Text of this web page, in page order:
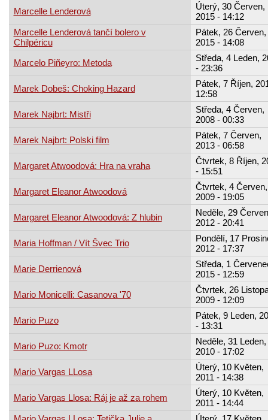
Marcelle Lenderová
Úterý, 30 Červen,
2015 - 14:12
Marcelle Lenderová tančí bolero v
Chilpéricu
Pátek, 26 Červen,
2015 - 14:08
Marcelo Piñeyro: Metoda
Středa, 4 Leden,
- 23:36
Marek Dobeš: Choking Hazard
Pátek, 7 Říjen,
12:58
Marek Najbrt: Mistři
Středa, 4 Červen,
2008 - 00:33
Marek Najbrt: Polski film
Pátek, 7 Červen,
2013 - 06:58
Margaret Atwoodová: Hra na vraha
Čtvrtek, 8 Říjen,
- 15:51
Margaret Eleanor Atwoodová
Čtvrtek, 4 Červen,
2009 - 19:05
Margaret Eleanor Atwoodová: Z hlubin
Neděle, 29
2012 - 20:41
Maria Hoffman / Vít Švec Trio
Pondělí, 17
2012 - 17:37
Marie Derrienová
Středa, 1
2015 - 12:59
Mario Monicelli: Casanova '70
Čtvrtek, 26
2009 - 12:09
Mario Puzo
Pátek, 9 Leden,
- 13:31
Mario Puzo: Kmotr
Neděle, 31 Leden,
2010 - 17:02
Mario Vargas LLosa
Úterý, 10 Květen,
2011 - 14:38
Mario Vargas Llosa: Ráj je až za rohem
Úterý, 10 Květen,
2011 - 14:44